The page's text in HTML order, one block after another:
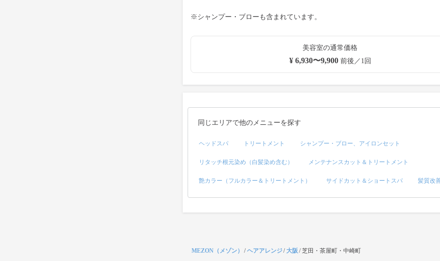
※シャンプー・ブローも含まれています。
美容室の通常価格
¥ 6,930〜9,900前後／1回
同じエリアで他のメニューを探す
ヘッドスパ トリートメント シャンプー・ブロー、アイロンセット
リタッチ根元染め（白髪染め含む） メンテナンスカット＆トリートメント
艶カラー（フルカラー＆トリートメント） サイドカット＆ショートスパ 髪質改
MEZON（メゾン） /ヘアアレンジ/大阪 /芝田・茶屋町・中崎町